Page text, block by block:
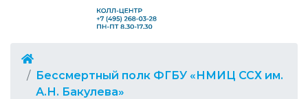
Бессмертный полк ФГБУ «НМИЦ ССХ им.
А.Н. Бакулева»